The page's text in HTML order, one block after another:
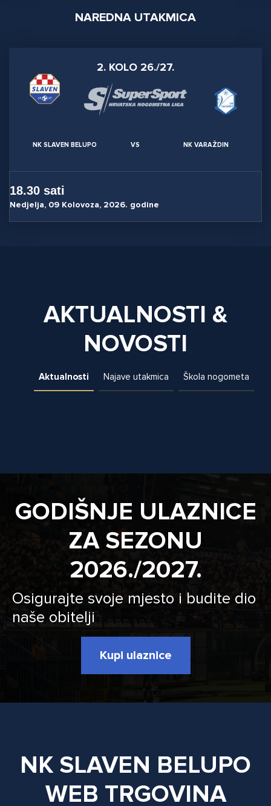
NAREDNA UTAKMICA
2. KOLO 26./27.
NK SLAVEN BELUPO VS NK VARAŽDIN
18.30 sati
Nedjelja, 09 Kolovoza, 2026. godine
AKTUALNOSTI &
NOVOSTI
Aktualnosti Najave utakmica Škola nogometa
GODIŠNJE ULAZNICE
ZA SEZONU
2026./2027.
Osigurajte svoje mjesto i budite dio
naše obitelji
Kupi ulaznice
NK SLAVEN BELUPO
WEB TRGOVINA